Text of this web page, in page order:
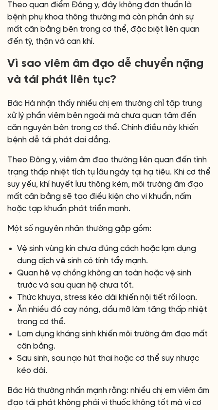
Theo quan điểm Đông y, đây không đơn thuần là
bệnh phụ khoa thông thường mà còn phản ánh sự
mất cân bằng bên trong cơ thể, đặc biệt liên quan
đến tỳ, thận và can khí.
Vì sao viêm âm đạo dễ chuyển nặng
và tái phát liên tục?
Bác Hà nhận thấy nhiều chị em thường chỉ tập trung
xử lý phần viêm bên ngoài mà chưa quan tâm đến
căn nguyên bên trong cơ thể. Chính điều này khiến
bệnh dễ tái phát dai dẳng.
Theo Đông y, viêm âm đạo thường liên quan đến tình
trạng thấp nhiệt tích tụ lâu ngày tại hạ tiêu. Khi cơ thể
suy yếu, khí huyết lưu thông kém, môi trường âm đạo
mất cân bằng sẽ tạo điều kiện cho vi khuẩn, nấm
hoặc tạp khuẩn phát triển mạnh.
Một số nguyên nhân thường gặp gồm:
Vệ sinh vùng kín chưa đúng cách hoặc lạm dụng
dung dịch vệ sinh có tính tẩy mạnh.
Quan hệ vợ chồng không an toàn hoặc vệ sinh
trước và sau quan hệ chưa tốt.
Thức khuya, stress kéo dài khiến nội tiết rối loạn.
Ăn nhiều đồ cay nóng, dầu mỡ làm tăng thấp nhiệt
trong cơ thể.
Lạm dụng kháng sinh khiến môi trường âm đạo mất
cân bằng.
Sau sinh, sau nạo hút thai hoặc cơ thể suy nhược
kéo dài.
Bác Hà thường nhấn mạnh rằng: nhiều chị em viêm âm
đạo tái phát không phải vì thuốc không tốt mà vì cơ